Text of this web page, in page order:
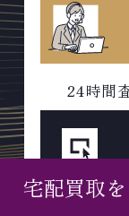
24時間
ス
宅配買取